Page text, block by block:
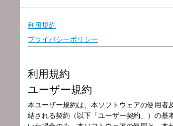
放送局
放送時間
2024年10月25日（金）15:00～